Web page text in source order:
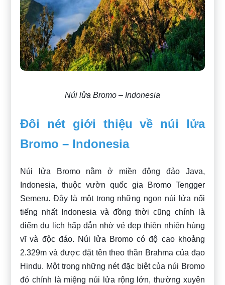
Núi lửa Bromo – Indonesia
Đôi nét giới thiệu về núi lửa
Bromo – Indonesia
Núi lửa Bromo nằm ở miền đông đảo Java,
Indonesia, thuộc vườn quốc gia Bromo Tengger
Semeru. Đây là một trong những ngọn núi lửa nổi
tiếng nhất Indonesia và đồng thời cũng chính là
điểm du lịch hấp dẫn nhờ vẻ đẹp thiên nhiên hùng
vĩ và độc đáo. Núi lửa Bromo có độ cao khoảng
2.329m và được đặt tên theo thần Brahma của đạo
Hindu. Một trong những nét đặc biệt của núi Bromo
đó chính là miệng núi lửa rộng lớn, thường xuyên